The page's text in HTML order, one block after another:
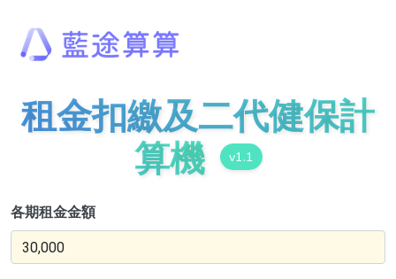
租金扣繳及二代健保計
算機
v1.1
各期租金金額